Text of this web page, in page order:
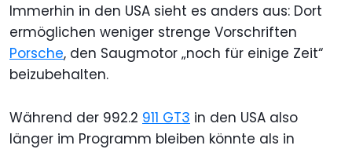
Immerhin in den USA sieht es anders aus: Dort
ermöglichen weniger strenge Vorschriften
Porsche, den Saugmotor „noch für einige Zeit“
beizubehalten.
Während der 992.2 911 GT3 in den USA also
länger im Programm bleiben könnte als in